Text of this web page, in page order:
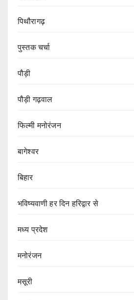
पिथौरागढ़
पुस्तक चर्चा
पौड़ी
पौड़ी गढ़वाल
फिल्मी मनोरंजन
बागेश्वर
बिहार
भविष्यवाणी हर दिन हरिद्वार से
मध्य प्रदेश
मनोरंजन
मसूरी